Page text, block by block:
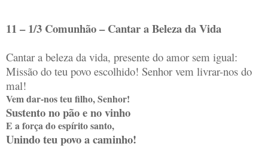
11 – 1/3 Comunhão – Cantar a Beleza da Vida
Cantar a beleza da vida, presente do amor sem igual:
Missão do teu povo escolhido! Senhor vem livrar-nos do
mal!
Vem dar-nos teu filho, Senhor!
Sustento no pão e no vinho
E a força do espírito santo,
Unindo teu povo a caminho!